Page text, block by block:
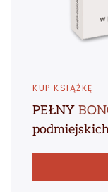
KUP KSIĄŻKĘ
PEŁNY